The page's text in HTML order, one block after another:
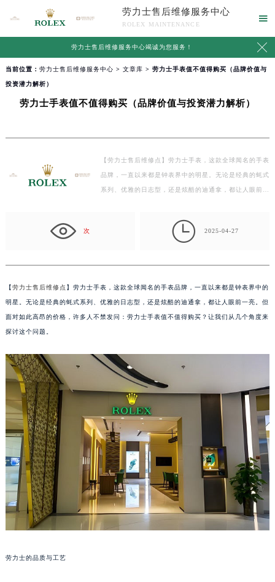
劳力士售后维修服务中心
ROLEX MAINTENANCE

劳力士售后维修服务中心竭诚为您服务！ 
当前位置： 劳力士售后维修服务中心 > 文章库 > 劳力士手表值不值得购买（品牌价值与
投资潜力解析）
劳力士手表值不值得购买（品牌价值与投资潜力解析）
【劳力士售后维修点】劳力士手表，这款全球闻名的手表
品牌，一直以来都是钟表界中的明星。无论是经典的蚝式
系列、优雅的日志型，还是炫酷的迪通拿，都让人眼前
次  2025-04-27
【劳力士售后维修点 】劳力士手表，这款全球闻名的手表品牌，一直以来都是钟表界中的
明星。无论是经典的蚝式系列、优雅的日志型，还是炫酷的迪通拿，都让人眼前一亮。但
面对如此高昂的价格，许多人不禁发问：劳力士手表值不值得购买？让我们从几个角度来
探讨这个问题。
劳力士的品质与工艺